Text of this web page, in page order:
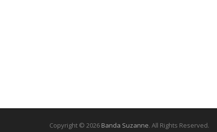
Copyright © 2026 Banda Suzanne. All Rights Reserved.